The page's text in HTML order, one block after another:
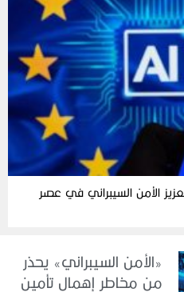
الأمن السيبراني في عصر
«الأمن السيبراني» يحذر
من مخاطر إهمال تأمين